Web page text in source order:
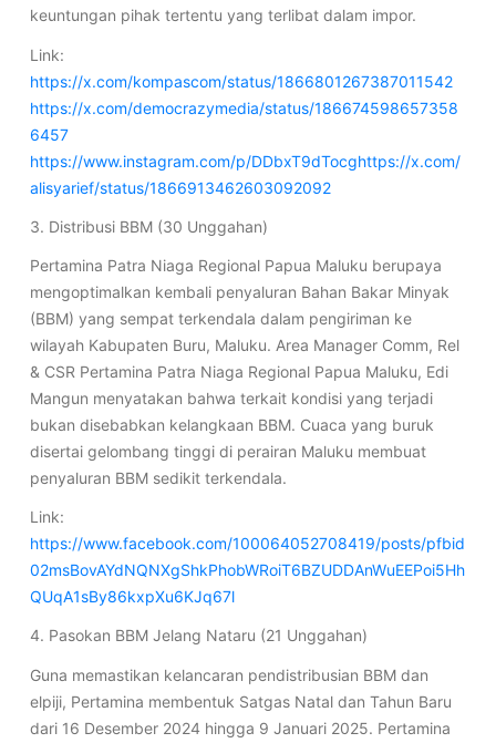
keuntungan pihak tertentu yang terlibat dalam impor.
Link:
https://x.com/kompascom/status/1866801267387011542
https://x.com/democrazymedia/status/186674598657358
6457
https://www.instagram.com/p/DDbxT9dTocghttps://x.com/
alisyarief/status/1866913462603092092
3. Distribusi BBM (30 Unggahan)
Pertamina Patra Niaga Regional Papua Maluku berupaya
mengoptimalkan kembali penyaluran Bahan Bakar Minyak
(BBM) yang sempat terkendala dalam pengiriman ke
wilayah Kabupaten Buru, Maluku. Area Manager Comm, Rel
& CSR Pertamina Patra Niaga Regional Papua Maluku, Edi
Mangun menyatakan bahwa terkait kondisi yang terjadi
bukan disebabkan kelangkaan BBM. Cuaca yang buruk
disertai gelombang tinggi di perairan Maluku membuat
penyaluran BBM sedikit terkendala.
Link:
https://www.facebook.com/100064052708419/posts/pfbid
02msBovAYdNQNXgShkPhobWRoiT6BZUDDAnWuEEPoi5Hh
QUqA1sBy86kxpXu6KJq67l
4. Pasokan BBM Jelang Nataru (21 Unggahan)
Guna memastikan kelancaran pendistribusian BBM dan
elpiji, Pertamina membentuk Satgas Natal dan Tahun Baru
dari 16 Desember 2024 hingga 9 Januari 2025. Pertamina